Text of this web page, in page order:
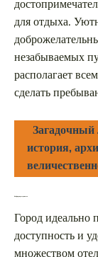
для отдыха.
незабываемых
располагает
сделать
история,
Комфорт и доступность
Город идеально
доступность и
множеством